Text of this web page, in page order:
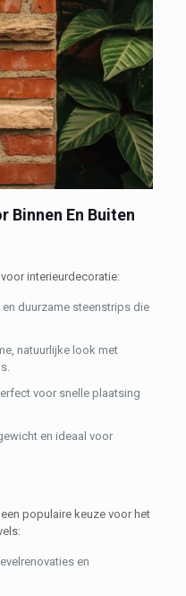
Binnen En Buiten
interieurdecoratie:
duurzame steenstrips die
natuurlijke look met
voor snelle plaatsing
en ideaal voor
populaire keuze voor het
en